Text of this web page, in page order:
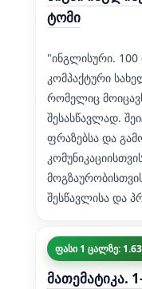
ტომი
"ინგლისური. 100
კომპაქტური
რომელიც
შესასწავლად.
ფრაზებსა და
შესწავლისა და
ფასი 1 ცალზე:
მათემატიკა.